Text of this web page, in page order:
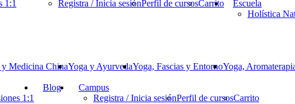
1:1
Registra / Inicia sesiónPerfil de cursosCarrito
Escuela
Holística
y Medicina ChinaYoga y AyurvedaYoga, Fascias y EntornoYoga,
1:1
Blog
Campus
Registra / Inicia sesiónPerfil de cursosCarrito